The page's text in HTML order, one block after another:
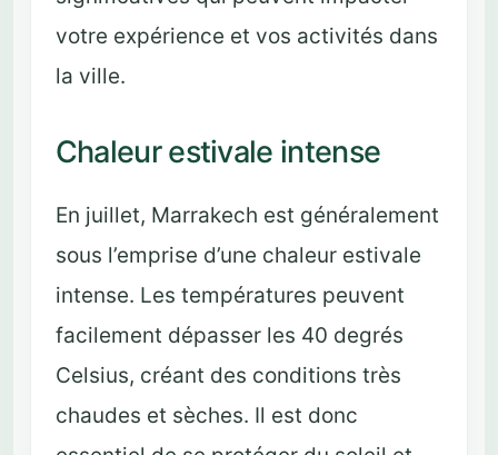
votre expérience et vos activités dans
la ville.
Chaleur estivale intense
En juillet, Marrakech est généralement
sous l’emprise d’une chaleur estivale
intense. Les températures peuvent
facilement dépasser les 40 degrés
Celsius, créant des conditions très
chaudes et sèches. Il est donc